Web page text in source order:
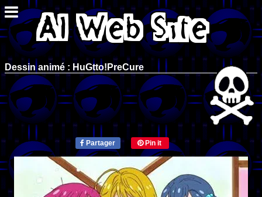
Dessin animé : HuGtto!PreCure
Partager Pin it